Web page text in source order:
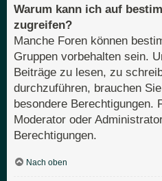
Warum kann ich auf
zugreifen?
Manche Foren können
Gruppen vorbehalten sein.
Beiträge zu lesen, zu
durchzuführen, brauchen
besondere Berechtigungen.
Moderator oder
Berechtigungen.
Nach oben